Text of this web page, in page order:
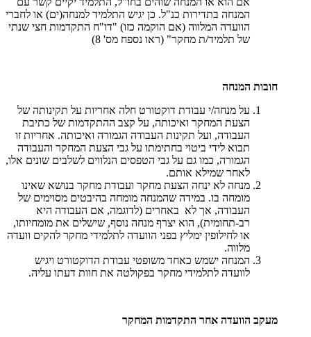
המנחה בתדירות כנ"ל. כן יגיש התלמיד למנחה(ים) או לחברי
הוועדה המלווה (אם הוקמה כזו) "דו"ח התקדמות חצי שנתי
של תלמיד/ת מחקר" (ראו נספח מס' 8)
חובות המנחה
על מנחה/י עבודת דוקטורט חלה אחריות על תקינותה של
הצעת המחקר ואיכותה, על קצב ההתקדמות של כתיבת
העבודה, ועל תקינות העבודה הגמורה ואיכותה. אחריות זו
תבוא לידי ביטוי בחתימתו על גבי הצעת המחקר והעבודה
הגמורה, כמו גם על גבי הטפסים הנלווים לשלבים שונים אלו,
לאחר שמילא אותם.
מנחה לא ינחה הצעת מחקר ועבודת מחקר בנושא שאינו
מומחה בו. במידה שהמנחה מומחה בהיבטים מסוימים של
העבודה, אך לא באחרים (לדוגמה, אם העבודה היא
רב-תחומית), הוא יצרף מנחה נוסף, שישלים את מומחיותו,
או לחילופין ימליץ בפני הוועדה לתלמידי מחקר להקים וועדה
מלווה.
המנחה ישמש כאחד משופטי עבודת הדוקטורט ויגיש
לוועדה לתלמידי מחקר בפקולטה את חוות דעתו עליה.
מעקב הוועדה אחר התקדמות המחקר